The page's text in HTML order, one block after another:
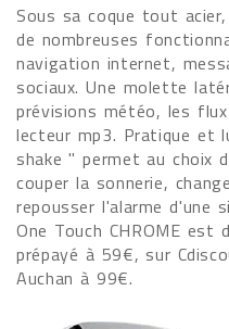
Sous sa coque tout
de nombreuses
navigation internet,
sociaux. Une molette
prévisions météo, les
lecteur mp3. Pratique et
shake " permet au choix
couper la sonnerie,
repousser l'alarme d'une
One Touch CHROME est
prépayé à 59€, sur
Auchan à 99€.